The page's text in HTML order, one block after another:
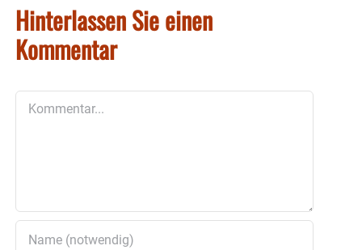
Hinterlassen Sie einen
Kommentar